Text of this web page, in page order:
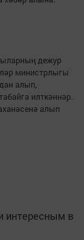
дежур
министрлыгы
алып,
илткәннәр.
алып
интересным в